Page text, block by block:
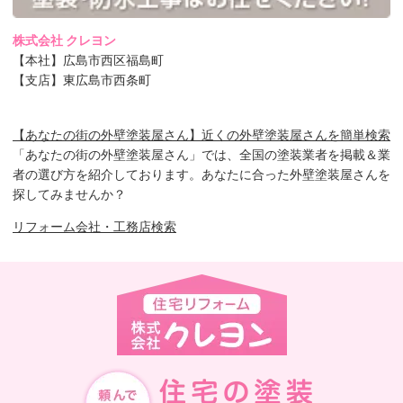
株式会社 クレヨン
【本社】広島市西区福島町
【支店】東広島市西条町
【あなたの街の外壁塗装屋さん】近くの外壁塗装屋さんを簡単検索
「あなたの街の外壁塗装屋さん」では、全国の塗装業者を掲載＆業
者の選び方を紹介しております。あなたに合った外壁塗装屋さんを
探してみませんか？
リフォーム会社・工務店検索